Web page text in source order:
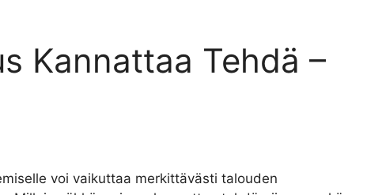
Kannattaa Tehdä –
voi vaikuttaa merkittävästi talouden